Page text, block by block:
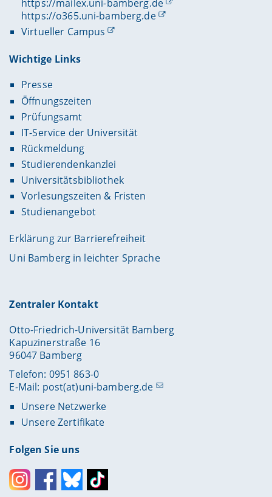
https://mailex.uni-bamberg.de
https://o365.uni-bamberg.de
Virtueller Campus
Wichtige Links
Presse
Öffnungszeiten
Prüfungsamt
IT-Service der Universität
Rückmeldung
Studierendenkanzlei
Universitätsbibliothek
Vorlesungszeiten & Fristen
Studienangebot
Erklärung zur Barrierefreiheit
Uni Bamberg in leichter Sprache
Zentraler Kontakt
Otto-Friedrich-Universität Bamberg
Kapuzinerstraße 16
96047 Bamberg
Telefon: 0951 863-0
E-Mail: post(at)uni-bamberg.de
Unsere Netzwerke
Unsere Zertifikate
Folgen Sie uns